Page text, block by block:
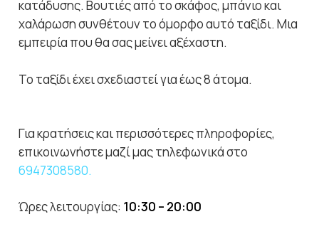
κατάδυσης. Βουτιές από το σκάφος, μπάνιο και
χαλάρωση συνθέτουν το όμορφο αυτό ταξίδι. Μια
εμπειρία που θα σας μείνει αξέχαστη.
Το ταξίδι έχει σχεδιαστεί για έως 8 άτομα.
Για κρατήσεις και περισσότερες πληροφορίες,
επικοινωνήστε μαζί μας τηλεφωνικά στο
6947308580.
Ώρες λειτουργίας: 10:30 – 20:00